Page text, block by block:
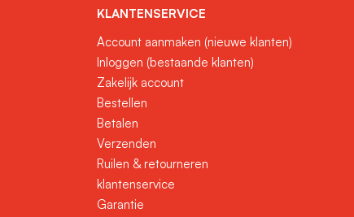
KLANTENSERVICE
Account aanmaken (nieuwe klanten)
Inloggen (bestaande klanten)
Zakelijk account
Bestellen
Betalen
Verzenden
Ruilen & retourneren
klantenservice
Garantie